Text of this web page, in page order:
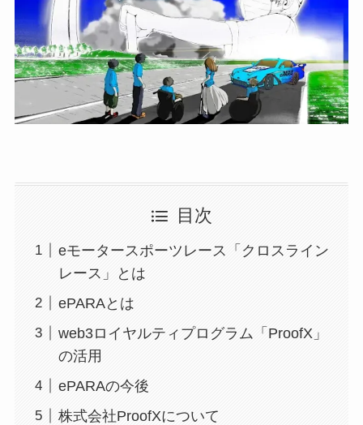
目次
eモータースポーツレース「クロスライン
レース」とは
ePARAとは
web3ロイヤルティプログラム「ProofX」
の活用
ePARAの今後
株式会社ProofXについて